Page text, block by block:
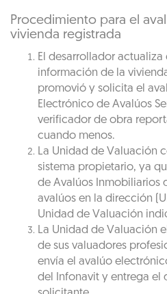
Procedimiento para el
vivienda registrada
El desarrollador actualiza
información de la
promovió y solicita el
Electrónico de Avalúos
verificador de obra
cuando menos.
La Unidad de Valuación
sistema propietario, ya
de Avalúos Inmobiliarios
avalúos en la dirección
Unidad de Valuación
La Unidad de Valuación
de sus valuadores
envía el avalúo
del Infonavit y entrega el